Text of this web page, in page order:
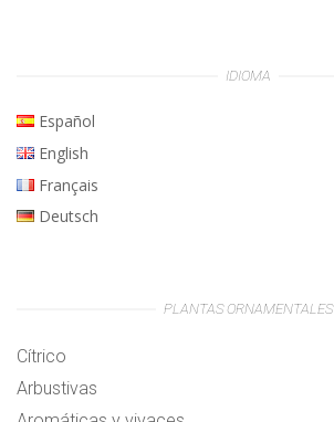
IDIOMA
Español
English
Français
Deutsch
PLANTAS ORNAMENTALES
Cítrico
Arbustivas